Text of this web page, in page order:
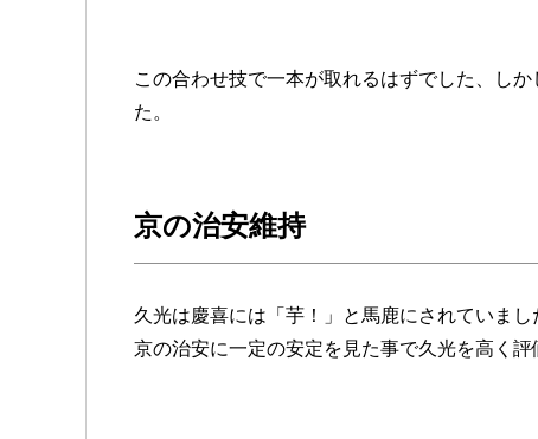
この合わせ技で一本が取れるはずでした、し
た。
京の治安維持
久光は慶喜には「芋！」と馬鹿にされていま
京の治安に一定の安定を見た事で久光を高く評